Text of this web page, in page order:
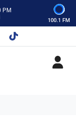
PM
PM
100.1 FM